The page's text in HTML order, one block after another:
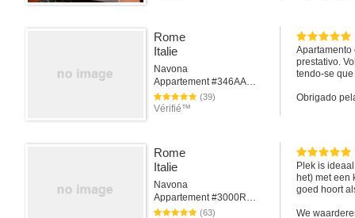
Rome
Italie
Navona
Appartement #346AARome
(39)
Vérifié™
Apartamento
prestativo.
tendo-se
Obrigado
Rome
Italie
Navona
Appartement #3000Rome
(63)
Plek is
het) met een
goed hoort
We